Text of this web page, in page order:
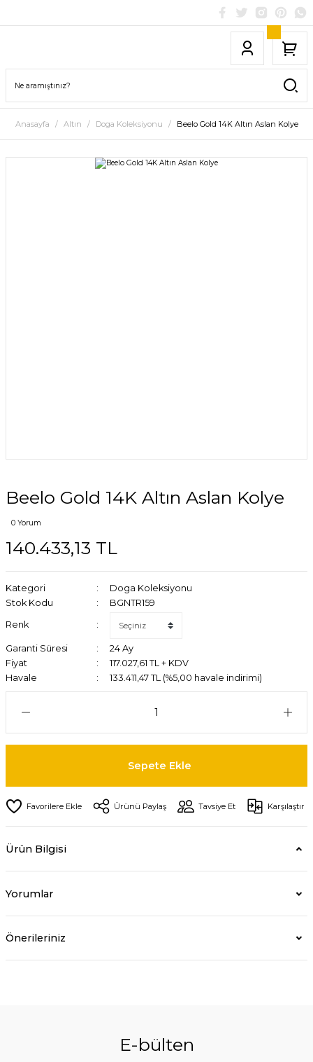
Anasayfa Altın Doga Koleksiyonu Beelo Gold 14K Altın Aslan Kolye
Beelo Gold 14K Altın Aslan Kolye
0 Yorum
140.433,13 TL
Kategori
Doga Koleksiyonu
Stok Kodu
BGNTR159
Renk
Garanti Süresi
24 Ay
Fiyat
117.027,61 TL + KDV
Havale
133.411,47 TL (%5,00 havale indirimi)
Sepete Ekle
Ürünü Paylaş Tavsiye Et Karşılaştır
Ürün Bilgisi
Yorumlar
Önerileriniz
E-bülten